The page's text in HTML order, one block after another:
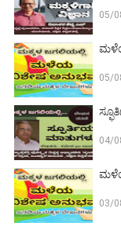
05/
05/
04/
03/